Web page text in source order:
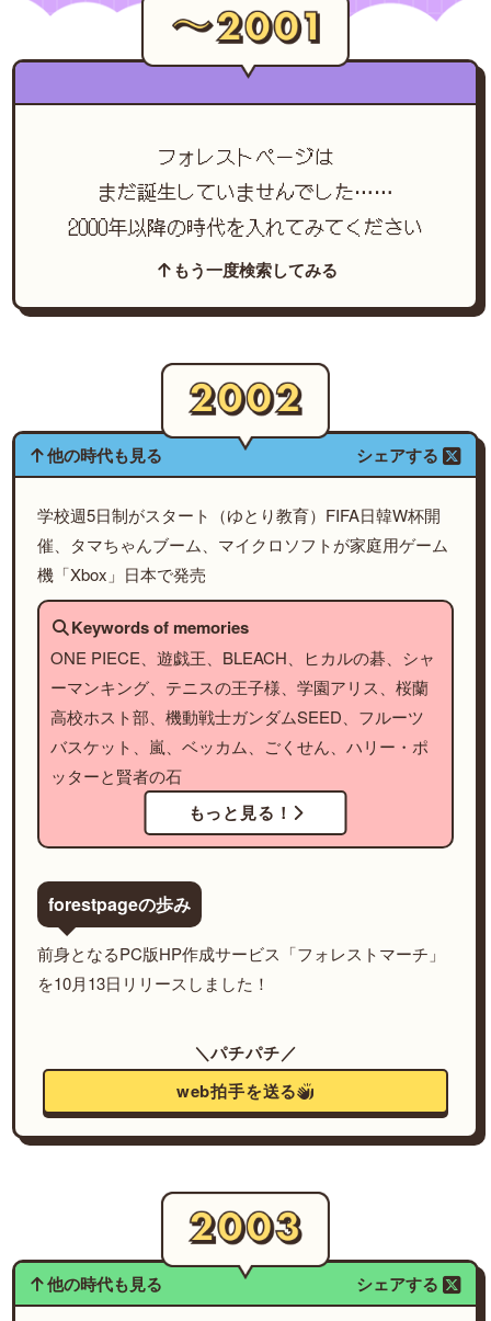
フォレストページは
まだ誕生していませんでした……
2000年以降の時代を入れてみてください
もう一度検索してみる
他の時代も見る シェアする
学校週5日制がスタート（ゆとり教育）FIFA日韓W杯開
催、タマちゃんブーム、マイクロソフトが家庭用ゲーム
機「Xbox」日本で発売
Keywords of memories
ONE PIECE、遊戯王、BLEACH、ヒカルの碁、シャ
ーマンキング、テニスの王子様、学園アリス、桜蘭
高校ホスト部、機動戦士ガンダムSEED、フルーツ
バスケット、嵐、ベッカム、ごくせん、ハリー・ポ
ッターと賢者の石
もっと見る！
forestpageの歩み
前身となるPC版HP作成サービス「フォレストマーチ」
を10月13日リリースしました！
＼パチパチ／
web拍手を送る
他の時代も見る シェアする